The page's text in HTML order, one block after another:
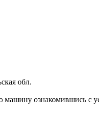
обл.
ознакомившись с